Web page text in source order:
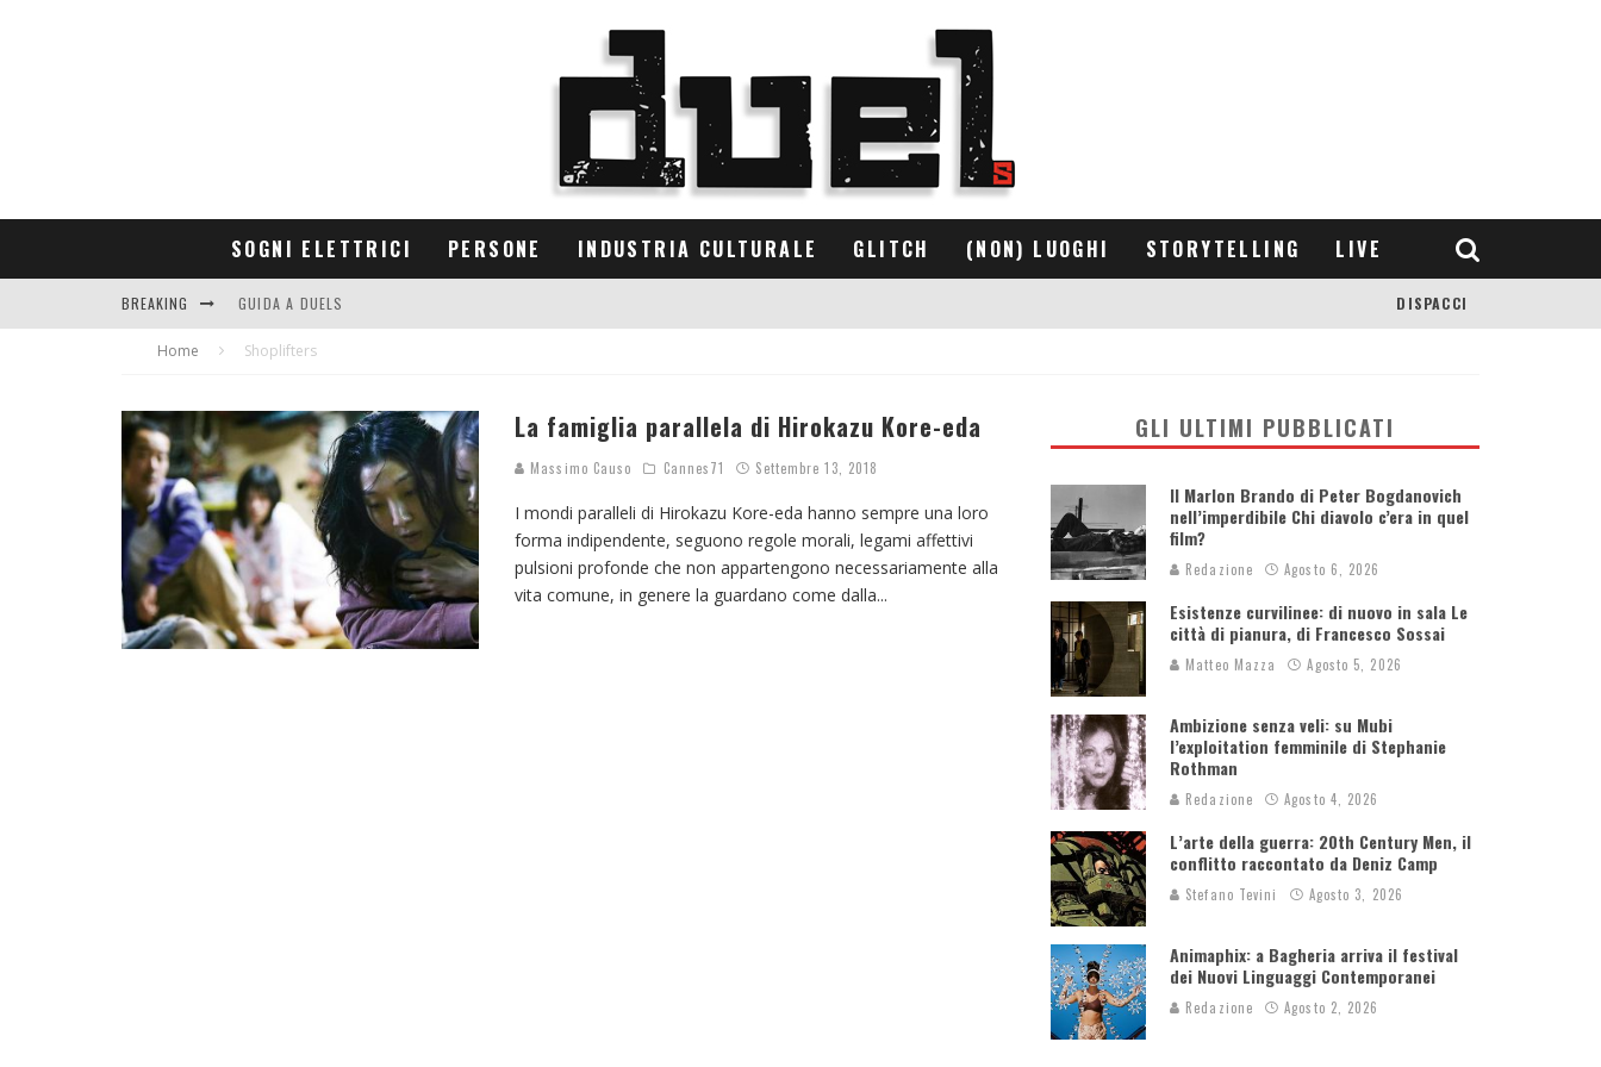
SOGNI ELETTRICI PERSONE INDUSTRIA CULTURALE GLITCH (NON) LUOGHI STORYTELLING LIVE
BREAKING GUIDA A DUELS
CONTRIBUTORS
DISPACCI
Home Shoplifters
La famiglia parallela di Hirokazu Kore-eda
Massimo Causo Cannes71 Settembre 13, 2018
I mondi paralleli di Hirokazu Kore-eda hanno sempre una loro
forma indipendente, seguono regole morali, legami affettivi
pulsioni profonde che non appartengono necessariamente alla
vita comune, in genere la guardano come dalla...
GLI ULTIMI PUBBLICATI
Il Marlon Brando di Peter Bogdanovich
nell’imperdibile Chi diavolo c’era in quel
film?
Redazione Agosto 6, 2026
Esistenze curvilinee: di nuovo in sala Le
città di pianura, di Francesco Sossai
Matteo Mazza Agosto 5, 2026
Ambizione senza veli: su Mubi
l’exploitation femminile di Stephanie
Rothman
Redazione Agosto 4, 2026
L’arte della guerra: 20th Century Men, il
conflitto raccontato da Deniz Camp
Stefano Tevini Agosto 3, 2026
Animaphix: a Bagheria arriva il festival
dei Nuovi Linguaggi Contemporanei
Redazione Agosto 2, 2026